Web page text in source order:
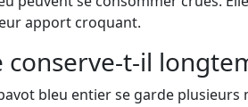
apport croquant.
conserve-t-il
bleu entier se garde